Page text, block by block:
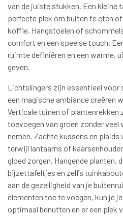
van de juiste stukken. Een kleine
perfecte plek om buiten te eten
koffie. Hangstoelen of
comfort en een speelse touch.
ruimte definiëren en een warme,
geven.
Lichtslingers zijn essentieel voor
een magische ambiance creëren
Verticale tuinen of plantenrekken
toevoegen van groen zonder
nemen. Zachte kussens en
terwijl lantaarns of
gloed zorgen. Hangende planten,
bijzettafeltjes en zelfs
aan de gezelligheid van je
elementen toe te voegen, kun je
optimaal benutten en er een plek